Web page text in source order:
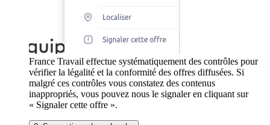
France Travail effectue systématiquement des contrôles pour
vérifier la légalité et la conformité des offres diffusées. Si
malgré ces contrôles vous constatez des contenus
inappropriés, vous pouvez nous le signaler en cliquant sur
« Signaler cette offre ».